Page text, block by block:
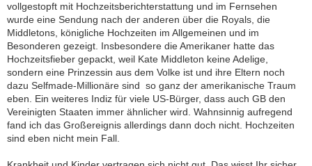
vollgestopft mit Hochzeitsberichterstattung und im Fernsehen
wurde eine Sendung nach der anderen über die Royals, die
Middletons, königliche Hochzeiten im Allgemeinen und im
Besonderen gezeigt. Insbesondere die Amerikaner hatte das
Hochzeitsfieber gepackt, weil Kate Middleton keine Adelige,
sondern eine Prinzessin aus dem Volke ist und ihre Eltern noch
dazu Selfmade-Millionäre sind  so ganz der amerikanische Traum
eben. Ein weiteres Indiz für viele US-Bürger, dass auch GB den
Vereinigten Staaten immer ähnlicher wird. Wahnsinnig aufregend
fand ich das Großereignis allerdings dann doch nicht. Hochzeiten
sind eben nicht mein Fall.